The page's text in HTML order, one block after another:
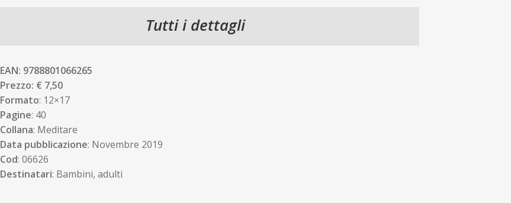
Tutti i dettagli
EAN: 9788801066265
Prezzo: € 7,50
Formato: 12×17
Pagine: 40
Collana: Meditare
Data pubblicazione: Novembre 2019
Cod: 06626
Destinatari: Bambini, adulti